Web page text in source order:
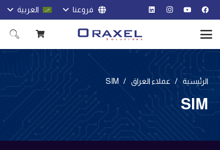
فروعنا العربية
الرئيسية / عملاء العراق /
SIM
SIM